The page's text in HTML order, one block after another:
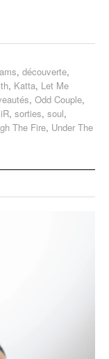
, découverte,
, Katta, Let Me
, Odd Couple,
, sorties, soul,
The Fire, Under The